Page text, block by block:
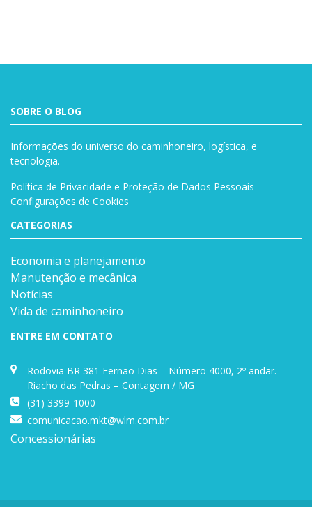
SOBRE O BLOG
Informações do universo do caminhoneiro, logística, e
tecnologia.
Política de Privacidade e Proteção de Dados Pessoais
Configurações de Cookies
CATEGORIAS
Economia e planejamento
Manutenção e mecânica
Notícias
Vida de caminhoneiro
ENTRE EM CONTATO
Rodovia BR 381 Fernão Dias – Número 4000, 2º andar.
Riacho das Pedras – Contagem / MG
(31) 3399-1000
comunicacao.mkt@wlm.com.br
Concessionárias